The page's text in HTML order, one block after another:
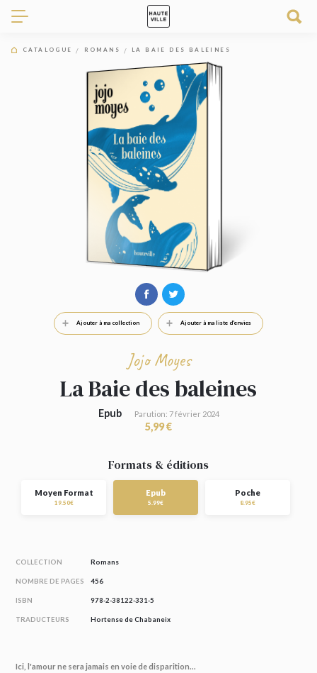
CATALOGUE ROMANS LA BAIE DES BALEINES
Ajouter à ma collection Ajouter à ma liste d'envies
Jojo Moyes
La Baie des baleines
Epub Parution: 7 février 2024
5,99 €
Formats & éditions
Moyen Format
19.50€
Epub
5.99€
Poche
8.95€
COLLECTION Romans
NOMBRE DE PAGES 456
ISBN 978-2-38122-331-5
TRADUCTEURS Hortense de Chabaneix
Ici, l'amour ne sera jamais en voie de disparition…